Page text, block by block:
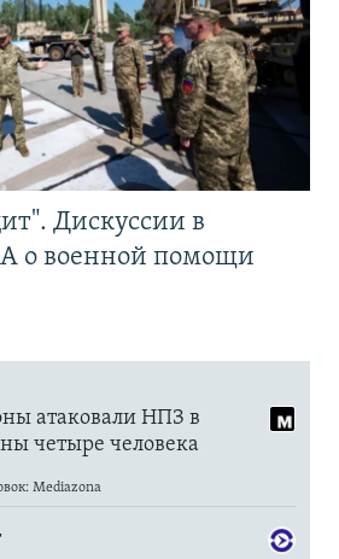
Дискуссии в
о военной помощи